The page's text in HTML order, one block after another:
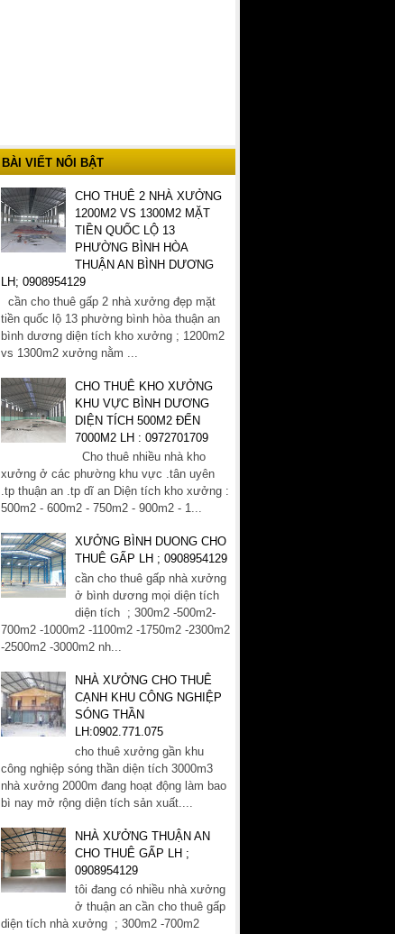
BÀI VIẾT NỔI BẬT
CHO THUÊ 2 NHÀ XƯỞNG
1200M2 VS 1300M2 MẶT
TIỀN QUỐC LỘ 13
PHƯỜNG BÌNH HÒA
THUẬN AN BÌNH DƯƠNG
LH; 0908954129
cần cho thuê gấp 2 nhà xưởng đẹp mặt
tiền quốc lộ 13 phường bình hòa thuận an
bình dương diện tích kho xưởng ; 1200m2
vs 1300m2 xưởng nằm ...
CHO THUÊ KHO XƯỞNG
KHU VỰC BÌNH DƯƠNG
DIỆN TÍCH 500M2 ĐẾN
7000M2 LH : 0972701709
Cho thuê nhiều nhà kho
xưởng ở các phường khu vực .tân uyên
.tp thuận an .tp dĩ an Diện tích kho xưởng :
500m2 - 600m2 - 750m2 - 900m2 - 1...
XƯỞNG BÌNH DUONG CHO
THUÊ GẤP LH ; 0908954129
cần cho thuê gấp nhà xưởng
ở bình dương mọi diện tích
diện tích ; 300m2 -500m2-
700m2 -1000m2 -1100m2 -1750m2 -2300m2
-2500m2 -3000m2 nh...
NHÀ XƯỞNG CHO THUÊ
CẠNH KHU CÔNG NGHIỆP
SÓNG THẦN
LH:0902.771.075
cho thuê xưởng gần khu
công nghiệp sóng thần diện tích 3000m3
nhà xưởng 2000m đang hoạt động làm bao
bì nay mở rộng diện tích sản xuất....
NHÀ XƯỞNG THUẬN AN
CHO THUÊ GẤP LH ;
0908954129
tôi đang có nhiều nhà xưởng
ở thuận an cần cho thuê gấp
diện tích nhà xưởng ; 300m2 -700m2